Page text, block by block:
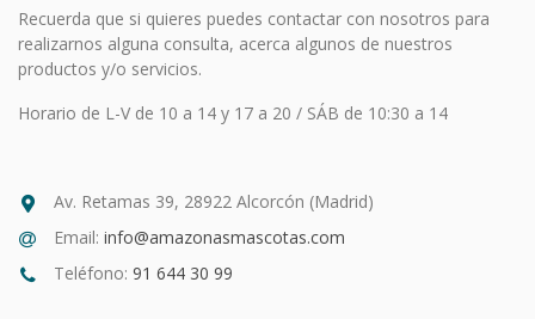
Recuerda que si quieres puedes contactar con nosotros para
realizarnos alguna consulta, acerca algunos de nuestros
productos y/o servicios.
Horario de L-V de 10 a 14 y 17 a 20 / SÁB de 10:30 a 14
Av. Retamas 39, 28922 Alcorcón (Madrid)
Email: info@amazonasmascotas.com
Teléfono: 91 644 30 99